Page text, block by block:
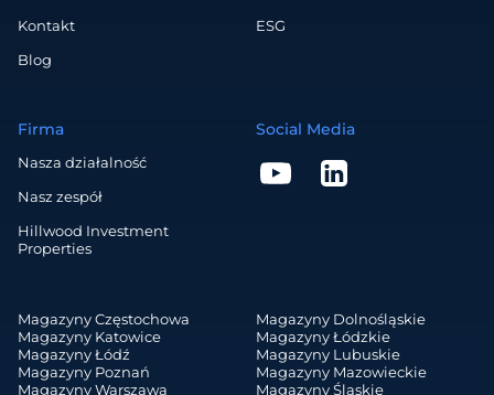
Social Media
Kontakt
Blog
ESG
Firma
Nasza działalność
Nasz zespół
Hillwood Investment
Properties
Magazyny Częstochowa
Magazyny Katowice
Magazyny Łódź
Magazyny Poznań
Magazyny Warszawa
Magazyny Dolnośląskie
Magazyny Łódzkie
Magazyny Lubuskie
Magazyny Mazowieckie
Magazyny Śląskie